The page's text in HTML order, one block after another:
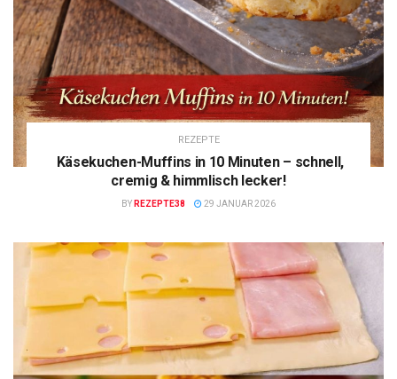
REZEPTE
Käsekuchen-Muffins in 10 Minuten – schnell,
cremig & himmlisch lecker!
BY REZEPTE38 29 JANUAR 2026